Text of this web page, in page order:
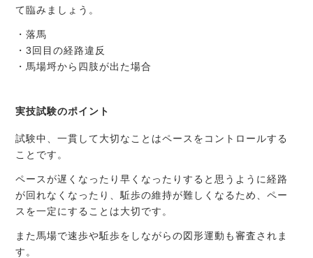
て臨みましょう。
・落馬
・3回目の経路違反
・馬場埒から四肢が出た場合
実技試験のポイント
試験中、一貫して大切なことはペースをコントロールする
ことです。
ペースが遅くなったり早くなったりすると思うように経路
が回れなくなったり、駈歩の維持が難しくなるため、ペー
スを一定にすることは大切です。
また馬場で速歩や駈歩をしながらの図形運動も審査されま
す。